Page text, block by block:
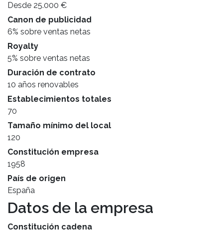
Desde 25.000 €
Canon de publicidad
6% sobre ventas netas
Royalty
5% sobre ventas netas
Duración de contrato
10 años renovables
Establecimientos totales
70
Tamaño mínimo del local
120
Constitución empresa
1958
País de origen
España
Datos de la empresa
Constitución cadena